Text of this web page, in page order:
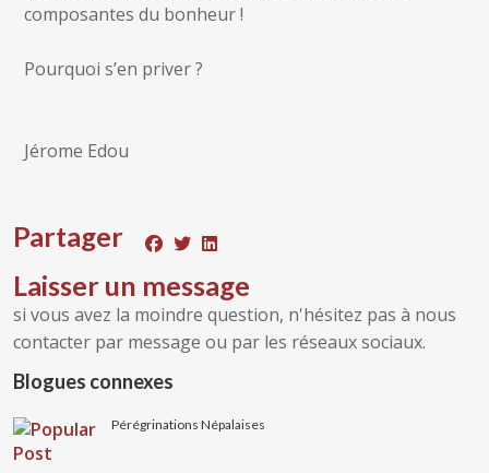
composantes du bonheur !
Pourquoi s’en priver ?
Jérome Edou
Partager
Laisser un message
si vous avez la moindre question, n'hésitez pas à nous
contacter par message ou par les réseaux sociaux.
Blogues connexes
Pérégrinations Népalaises